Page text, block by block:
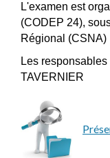
L'examen est
(CODEP 24),
Régional (CSNA)
Les
TAVERNIER